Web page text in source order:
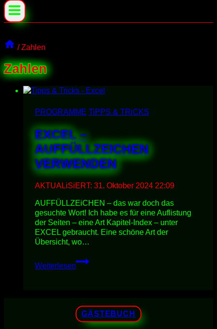
/ Zahlen
Zahlen
PROGRAMME TiPPS & TRiCKS
EXCEL –
AUFFÜLLZEICHEN
VERWENDEN
AKTUALiSiERT: 31. Oktober 2024 22:09
AUFFÜLLZEiCHEN – das war doch das
gesuchte Wort! Ich habe es für eine Auflistung
der Seiten – eine Art Kapitel-Index – unter
EXCEL gebraucht. Eine schöne Art der
Übersicht, wo…
Weiterlesen
EXCEL
–
GÄSTEBUCH